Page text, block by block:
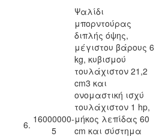
6. 16000000-
5
Ψαλίδι
μπορντούρας
διπλής όψης,
μέγιστου βάρους 6
kg, κυβισμού
τουλάχιστον 21,2
cm3 και
ονομαστική ισχύ
τουλάχιστον 1 hp,
μήκος λεπίδας 60
cm και σύστημα